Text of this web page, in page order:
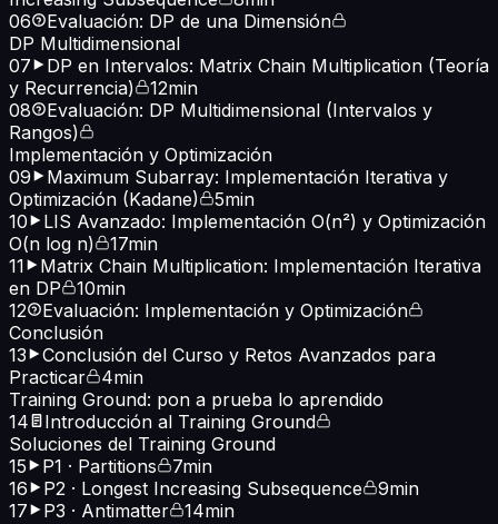
06
Evaluación: DP de una Dimensión
DP Multidimensional
07
DP en Intervalos: Matrix Chain Multiplication (Teoría
y Recurrencia)
12min
08
Evaluación: DP Multidimensional (Intervalos y
Rangos)
Implementación y Optimización
09
Maximum Subarray: Implementación Iterativa y
Optimización (Kadane)
5min
10
LIS Avanzado: Implementación O(n²) y Optimización
O(n log n)
17min
11
Matrix Chain Multiplication: Implementación Iterativa
en DP
10min
12
Evaluación: Implementación y Optimización
Conclusión
13
Conclusión del Curso y Retos Avanzados para
Practicar
4min
Training Ground: pon a prueba lo aprendido
14
Introducción al Training Ground
Soluciones del Training Ground
15
P1 · Partitions
7min
16
P2 · Longest Increasing Subsequence
9min
17
P3 · Antimatter 14min